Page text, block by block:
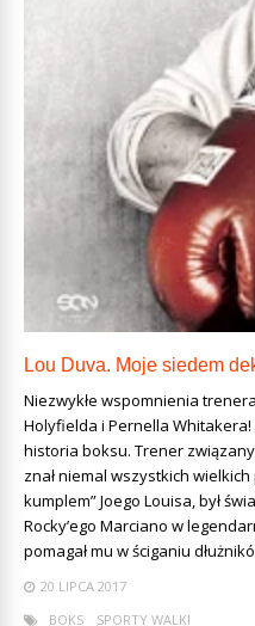
Lou Duva. Moje siedem
Niezwykłe wspomnienia
Holyfielda i Pernella
historia boksu. Trener
znał niemal wszystkich wielkich
kumplem” Joego Louisa, był
Rocky’ego Marciano w
pomagał mu w ściganiu
20 LIPCA 2017
BOKS
SPORTY WALKI